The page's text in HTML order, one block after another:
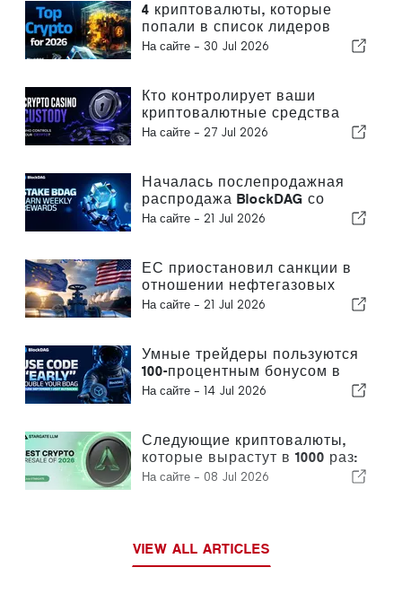
4 криптовалюты, которые
попали в список лидеров
роста: BlockDAG, Kaspa,
На сайте - 30 Jul 2026
Кто контролирует ваши
криптовалютные средства
после их поступления в
На сайте - 27 Jul 2026
Началась послепродажная
распродажа BlockDAG со
скидкой 22% на LIVE SWAP, в то
рост цены Cardano
замедляется
На сайте - 21 Jul 2026
ЕС приостановил санкции в
отношении нефтегазовых
компаний. Как можно
энергетики с помощью
майнинга EX DeFi?
На сайте - 21 Jul 2026
Умные трейдеры пользуются
100-процентным бонусом в
виде дополнительных монет
подскочила на 22,61 %, а курс
XRP испытывает трудности
На сайте - 14 Jul 2026
Следующие криптовалюты,
которые вырастут в 1000 раз:
Bitcoin Cash, Hedera, Litecoin и
На сайте - 08 Jul 2026
VIEW ALL ARTICLES